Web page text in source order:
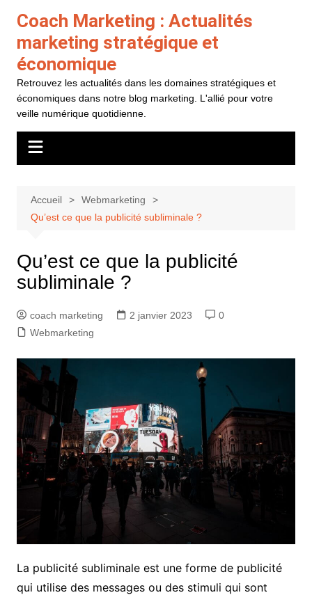
contenu
Coach Marketing : Actualités
marketing stratégique et
économique
Retrouvez les actualités dans les domaines stratégiques et
économiques dans notre blog marketing. L'allié pour votre
veille numérique quotidienne.
Accueil
Webmarketing
Qu’est ce que la publicité subliminale ?
Qu’est ce que la publicité
subliminale ?
coach marketing 2 janvier 2023
0
Webmarketing
La publicité subliminale est une forme de publicité
qui utilise des messages ou des stimuli qui sont